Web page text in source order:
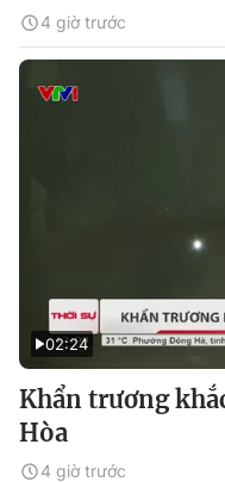
4 giờ trước
02:24
Khẩn trương
Hòa
4 giờ trước